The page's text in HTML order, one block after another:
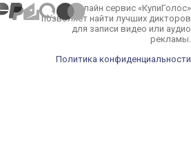
Онлайн сервис «КупиГолос»
позволяет найти лучших дикторов
для записи видео или аудио
рекламы.
Политика конфиденциальности